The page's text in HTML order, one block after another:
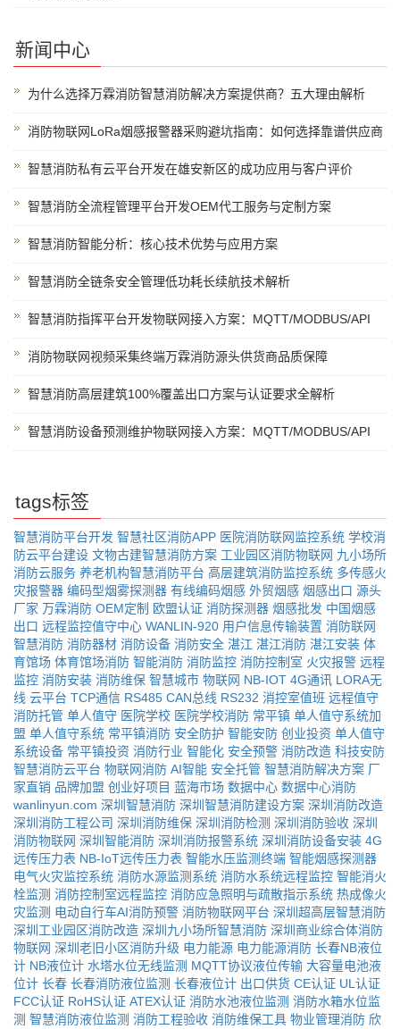
新闻中心
为什么选择万霖消防智慧消防解决方案提供商？五大理由解析
消防物联网LoRa烟感报警器采购避坑指南：如何选择靠谱供应商
智慧消防私有云平台开发在雄安新区的成功应用与客户评价
智慧消防全流程管理平台开发OEM代工服务与定制方案
智慧消防智能分析：核心技术优势与应用方案
智慧消防全链条安全管理低功耗长续航技术解析
智慧消防指挥平台开发物联网接入方案：MQTT/MODBUS/API
消防物联网视频采集终端万霖消防源头供货商品质保障
智慧消防高层建筑100%覆盖出口方案与认证要求全解析
智慧消防设备预测维护物联网接入方案：MQTT/MODBUS/API
tags标签
智慧消防平台开发 智慧社区消防APP 医院消防联网监控系统 学校消
防云平台建设 文物古建智慧消防方案 工业园区消防物联网 九小场所
消防云服务 养老机构智慧消防平台 高层建筑消防监控系统 多传感火
灾报警器 编码型烟雾探测器 有线编码烟感 外贸烟感 烟感出口 源头
厂家 万霖消防 OEM定制 欧盟认证 消防探测器 烟感批发 中国烟感
出口 远程监控值守中心 WANLIN-920 用户信息传输装置 消防联网
智慧消防 消防器材 消防设备 消防安全 湛江 湛江消防 湛江安装 体
育馆场 体育馆场消防 智能消防 消防监控 消防控制室 火灾报警 远程
监控 消防安装 消防维保 智慧城市 物联网 NB-IOT 4G通讯 LORA无
线 云平台 TCP通信 RS485 CAN总线 RS232 消控室值班 远程值守
消防托管 单人值守 医院学校 医院学校消防 常平镇 单人值守系统加
盟 单人值守系统 常平镇消防 安全防护 智能安防 创业投资 单人值守
系统设备 常平镇投资 消防行业 智能化 安全预警 消防改造 科技安防
智慧消防云平台 物联网消防 AI智能 安全托管 智慧消防解决方案 厂
家直销 品牌加盟 创业好项目 蓝海市场 数据中心 数据中心消防
wanlinyun.com 深圳智慧消防 深圳智慧消防建设方案 深圳消防改造
深圳消防工程公司 深圳消防维保 深圳消防检测 深圳消防验收 深圳
消防物联网 深圳智能消防 深圳消防报警系统 深圳消防设备安装 4G
远传压力表 NB-IoT远传压力表 智能水压监测终端 智能烟感探测器
电气火灾监控系统 消防水源监测系统 消防水系统远程监控 智能消火
栓监测 消防控制室远程监控 消防应急照明与疏散指示系统 热成像火
灾监测 电动自行车AI消防预警 消防物联网平台 深圳超高层智慧消防
深圳工业园区消防改造 深圳九小场所智慧消防 深圳商业综合体消防
物联网 深圳老旧小区消防升级 电力能源 电力能源消防 长春NB液位
计 NB液位计 水塔水位无线监测 MQTT协议液位传输 大容量电池液
位计 长春 长春消防液位监测 长春液位计 出口供货 CE认证 UL认证
FCC认证 RoHS认证 ATEX认证 消防水池液位监测 消防水箱水位监
测 智慧消防液位监测 消防工程验收 消防维保工具 物业管理消防 欣